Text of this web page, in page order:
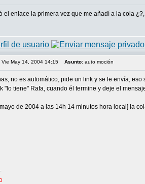
el enlace la primera vez que me añadí a la cola
Vie May 14, 2004 14:15 Asunto: auto moción
no es automático, pide un link y se le envía,
"lo tiene" Rafa, cuando él termine y deje el
de 2004 a las 14h 14 minutos hora local] la